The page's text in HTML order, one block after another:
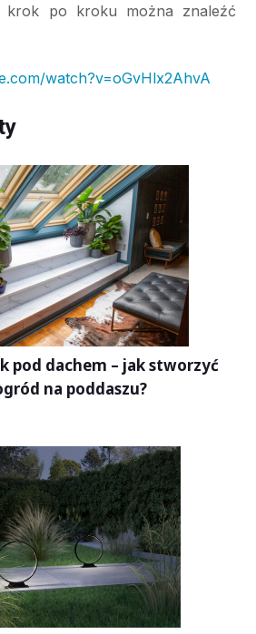
krok po kroku można znaleźć
watch?v=oGvHlx2AhvA
pod dachem – jak stworzyć
na poddaszu?